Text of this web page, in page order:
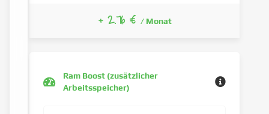
+ 2.76 € / Monat
Ram Boost (zusätzlicher
Arbeitsspeicher)